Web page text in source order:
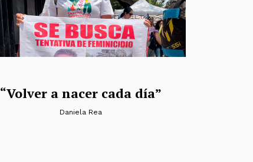
“Volver a nacer cada día”
Daniela Rea